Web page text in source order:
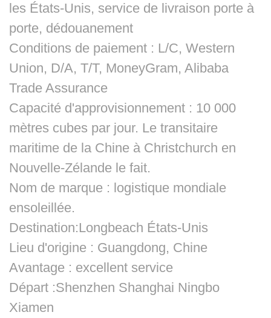
les États-Unis, service de livraison porte à
porte, dédouanement
Conditions de paiement : L/C, Western
Union, D/A, T/T, MoneyGram, Alibaba
Trade Assurance
Capacité d'approvisionnement : 10 000
mètres cubes par jour. Le transitaire
maritime de la Chine à Christchurch en
Nouvelle-Zélande le fait.
Nom de marque : logistique mondiale
ensoleillée.
Destination:Longbeach États-Unis
Lieu d'origine : Guangdong, Chine
Avantage : excellent service
Départ :Shenzhen Shanghai Ningbo
Xiamen